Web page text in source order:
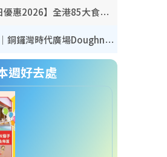
【8月生日優惠2026】全港85大食買玩著數攻略 自助餐/火鍋放題同行免費＋誠品/DONKI送現金券
開倉優惠｜銅鑼灣時代廣場Doughnut/Campo Marzio開倉低至1折！背囊、書包、手袋劈價$200起
週好去處